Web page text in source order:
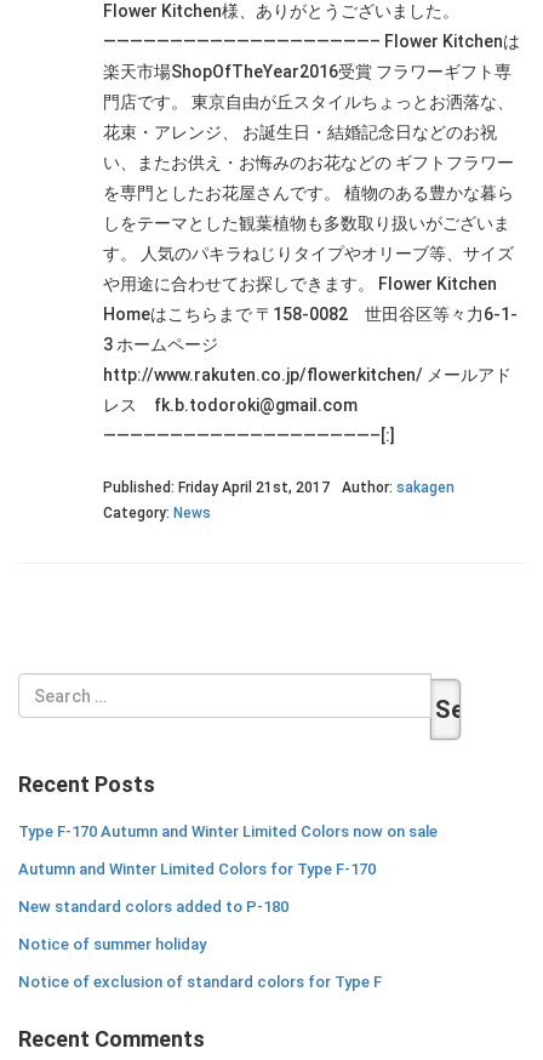
Flower Kitchen様、ありがとうございました。
————————————————————– Flower Kitchenは
楽天市場ShopOfTheYear2016受賞 フラワーギフト専
門店です。 東京自由が丘スタイルちょっとお洒落な、
花束・アレンジ、 お誕生日・結婚記念日などのお祝
い、またお供え・お悔みのお花などの ギフトフラワー
を専門としたお花屋さんです。 植物のある豊かな暮ら
しをテーマとした観葉植物も多数取り扱いがございま
す。 人気のパキラねじりタイプやオリーブ等、サイズ
や用途に合わせてお探しできます。 Flower Kitchen
Homeはこちらまで 〒158-0082 世田谷区等々力6-1-
3 ホームページ
http://www.rakuten.co.jp/flowerkitchen/ メールアド
レス fk.b.todoroki@gmail.com
————————————————————–[:]
Published: Friday April 21st, 2017 Author: sakagen
Category: News
Search
for:
Recent Posts
Type F-170 Autumn and Winter Limited Colors now on sale
Autumn and Winter Limited Colors for Type F-170
New standard colors added to P-180
Notice of summer holiday
Notice of exclusion of standard colors for Type F
Recent Comments